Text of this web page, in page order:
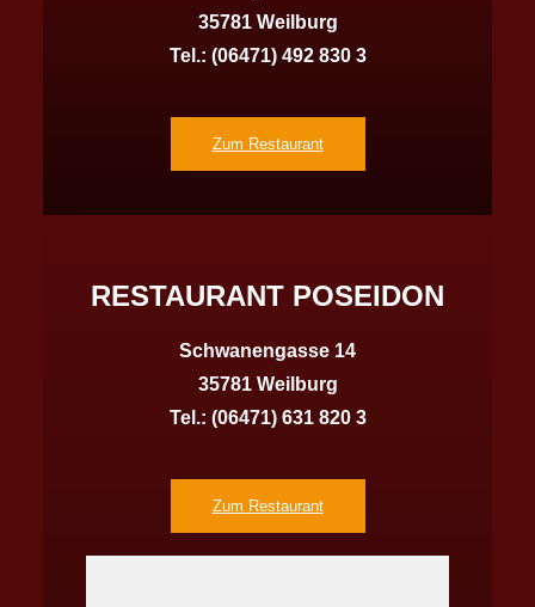
35781 Weilburg
Tel.: (06471) 492 830 3
Zum Restaurant
RESTAURANT POSEIDON
Schwanengasse 14
35781 Weilburg
Tel.: (06471) 631 820 3
Zum Restaurant